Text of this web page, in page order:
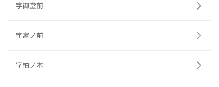
字御堂前
字宮ノ前
字柚ノ木